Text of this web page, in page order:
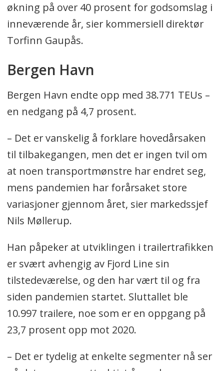
økning på over 40 prosent for godsomslag i
inneværende år, sier kommersiell direktør
Torfinn Gaupås.
Bergen Havn
Bergen Havn endte opp med 38.771 TEUs –
en nedgang på 4,7 prosent.
– Det er vanskelig å forklare hovedårsaken
til tilbakegangen, men det er ingen tvil om
at noen transportmønstre har endret seg,
mens pandemien har forårsaket store
variasjoner gjennom året, sier markedssjef
Nils Møllerup.
Han påpeker at utviklingen i trailertrafikken
er svært avhengig av Fjord Line sin
tilstedeværelse, og den har vært til og fra
siden pandemien startet. Sluttallet ble
10.997 trailere, noe som er en oppgang på
23,7 prosent opp mot 2020.
– Det er tydelig at enkelte segmenter nå ser